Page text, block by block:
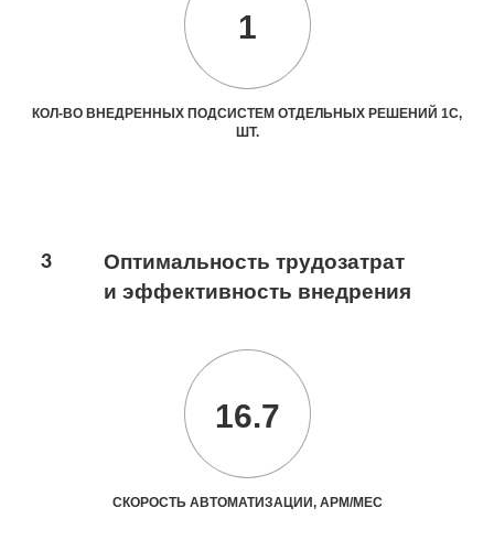
1
КОЛ-ВО ВНЕДРЕННЫХ ПОДСИСТЕМ ОТДЕЛЬНЫХ РЕШЕНИЙ 1С,
ШТ.
3
Оптимальность трудозатрат
и эффективность внедрения
16.7
СКОРОСТЬ АВТОМАТИЗАЦИИ, АРМ/МЕС